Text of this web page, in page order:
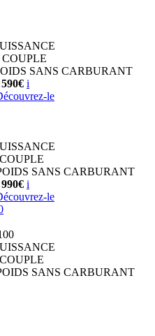
COUPLE
SANS CARBURANT
i
le
COUPLE
SANS CARBURANT
i
le
COUPLE
SANS CARBURANT